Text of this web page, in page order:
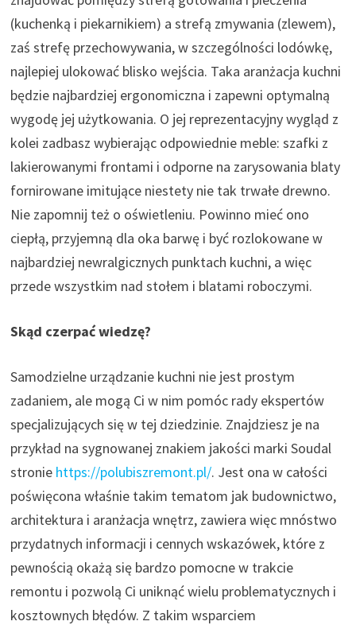
(kuchenką i piekarnikiem) a strefą zmywania (zlewem),
zaś strefę przechowywania, w szczególności lodówkę,
najlepiej ulokować blisko wejścia. Taka aranżacja kuchni
będzie najbardziej ergonomiczna i zapewni optymalną
wygodę jej użytkowania. O jej reprezentacyjny wygląd z
kolei zadbasz wybierając odpowiednie meble: szafki z
lakierowanymi frontami i odporne na zarysowania blaty
fornirowane imitujące niestety nie tak trwałe drewno.
Nie zapomnij też o oświetleniu. Powinno mieć ono
ciepłą, przyjemną dla oka barwę i być rozlokowane w
najbardziej newralgicznych punktach kuchni, a więc
przede wszystkim nad stołem i blatami roboczymi.
Skąd czerpać wiedzę?
Samodzielne urządzanie kuchni nie jest prostym
zadaniem, ale mogą Ci w nim pomóc rady ekspertów
specjalizujących się w tej dziedzinie. Znajdziesz je na
przykład na sygnowanej znakiem jakości marki Soudal
stronie https://polubiszremont.pl/. Jest ona w całości
poświęcona właśnie takim tematom jak budownictwo,
architektura i aranżacja wnętrz, zawiera więc mnóstwo
przydatnych informacji i cennych wskazówek, które z
pewnością okażą się bardzo pomocne w trakcie
remontu i pozwolą Ci uniknąć wielu problematycznych i
kosztownych błędów. Z takim wsparciem